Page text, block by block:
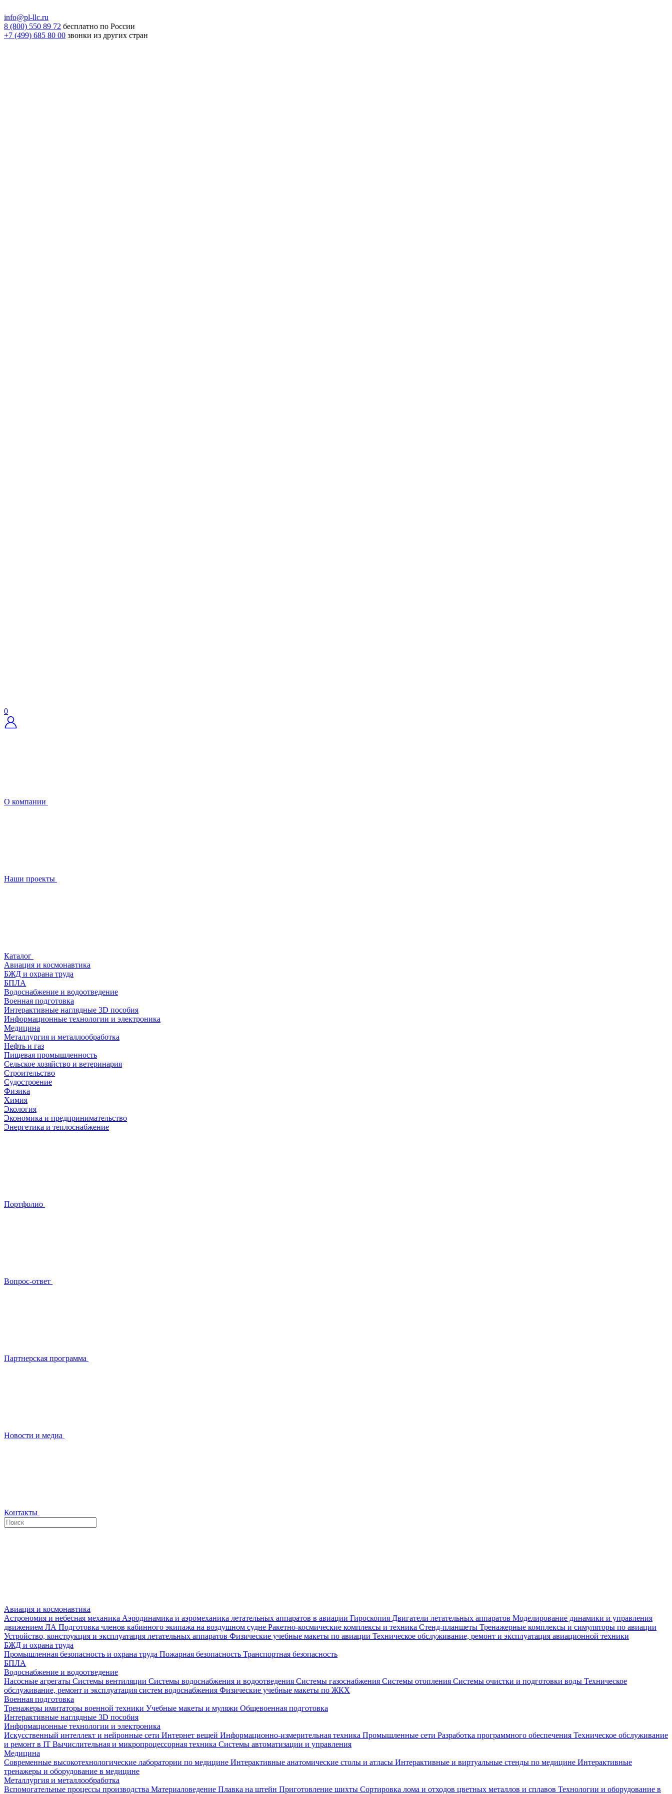
info@pl-llc.ru
8 (800) 550 89 72 бесплатно по России
+7 (499) 685 80 00 звонки из других стран
0
О компании
Наши проекты
Каталог
Авиация и космонавтика
БЖД и охрана труда
БПЛА
Водоснабжение и водоотведение
Военная подготовка
Интерактивные наглядные 3D пособия
Информационные технологии и электроника
Медицина
Металлургия и металлообработка
Нефть и газ
Пищевая промышленность
Сельское хозяйство и ветеринария
Строительство
Судостроение
Физика
Химия
Экология
Экономика и предпринимательство
Энергетика и теплоснабжение
Портфолио
Вопрос-ответ
Партнерская программа
Новости и медиа
Контакты
Авиация и космонавтика
Астрономия и небесная механика Аэродинамика и аэромеханика летательных аппаратов в авиации Гироскопия Двигатели летательных аппаратов Моделирование динамики и управления
движением ЛА Подготовка членов кабинного экипажа на воздушном судне Ракетно-космические комплексы и техника Стенд-планшеты Тренажерные комплексы и симуляторы по авиации
Устройство, конструкция и эксплуатация летательных аппаратов Физические учебные макеты по авиации Техническое обслуживание, ремонт и эксплуатация авиационной техники
БЖД и охрана труда
Промышленная безопасность и охрана труда Пожарная безопасность Транспортная безопасность
БПЛА
Водоснабжение и водоотведение
Насосные агрегаты Системы вентиляции Системы водоснабжения и водоотведения Системы газоснабжения Системы отопления Системы очистки и подготовки воды Техническое
обслуживание, ремонт и эксплуатация систем водоснабжения Физические учебные макеты по ЖКХ
Военная подготовка
Тренажеры имитаторы военной техники Учебные макеты и муляжи Общевоенная подготовка
Интерактивные наглядные 3D пособия
Информационные технологии и электроника
Искусственный интеллект и нейронные сети Интернет вещей Информационно-измерительная техника Промышленные сети Разработка программного обеспечения Техническое обслуживание
и ремонт в IT Вычислительная и микропроцессорная техника Системы автоматизации и управления
Медицина
Современные высокотехнологические лаборатории по медицине Интерактивные анатомические столы и атласы Интерактивные и виртуальные стенды по медицине Интерактивные
тренажеры и оборудование в медицине
Металлургия и металлообработка
Вспомогательные процессы производства Материаловедение Плавка на штейн Приготовление шихты Сортировка лома и отходов цветных металлов и сплавов Технологии и оборудование в